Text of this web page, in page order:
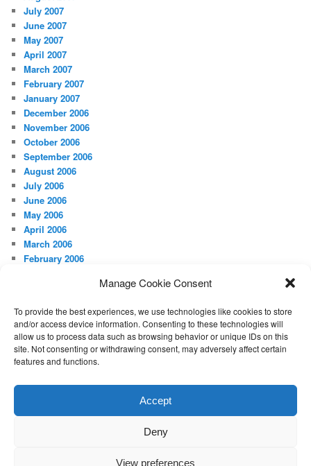
Manage Cookie Consent
To provide the best experiences, we use technologies like cookies to store
and/or access device information. Consenting to these technologies will
allow us to process data such as browsing behavior or unique IDs on this
site. Not consenting or withdrawing consent, may adversely affect certain
features and functions.
Accept
Deny
View preferences
July 2007
June 2007
May 2007
April 2007
March 2007
February 2007
January 2007
December 2006
November 2006
October 2006
September 2006
August 2006
July 2006
June 2006
May 2006
April 2006
March 2006
February 2006
August 2005
May 2005
April 2005